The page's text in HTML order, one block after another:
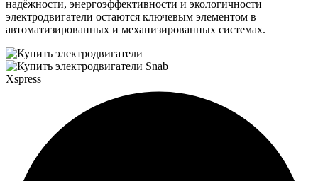
надёжности, энергоэффективности и экологичности
электродвигатели остаются ключевым элементом в
автоматизированных и механизированных системах.
Snab
Xspress